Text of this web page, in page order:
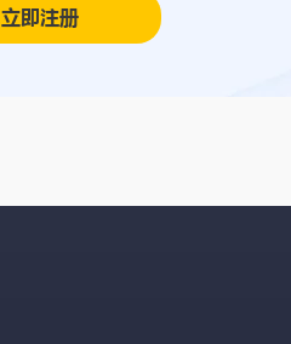
立即注册